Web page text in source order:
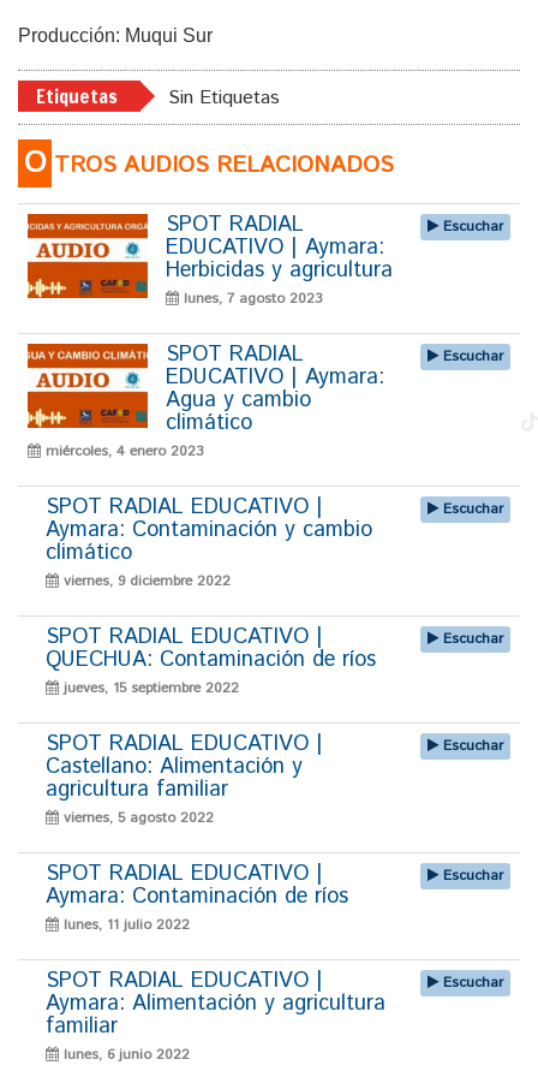
Producción: Muqui Sur
Etiquetas Sin Etiquetas
O TROS AUDIOS RELACIONADOS
SPOT RADIAL
EDUCATIVO | Aymara:
Herbicidas y agricultura
lunes, 7 agosto 2023
Escuchar
SPOT RADIAL
EDUCATIVO | Aymara:
Agua y cambio
climático
miércoles, 4 enero 2023
Escuchar
SPOT RADIAL EDUCATIVO |
Aymara: Contaminación y cambio
climático
viernes, 9 diciembre 2022
Escuchar
SPOT RADIAL EDUCATIVO |
QUECHUA: Contaminación de ríos
jueves, 15 septiembre 2022
Escuchar
SPOT RADIAL EDUCATIVO |
Castellano: Alimentación y
agricultura familiar
viernes, 5 agosto 2022
Escuchar
SPOT RADIAL EDUCATIVO |
Aymara: Contaminación de ríos
lunes, 11 julio 2022
Escuchar
SPOT RADIAL EDUCATIVO |
Aymara: Alimentación y agricultura
familiar
lunes, 6 junio 2022
Escuchar